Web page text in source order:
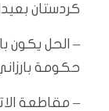
كردستان
– الحل يكون
حكومة
– مقاطعة